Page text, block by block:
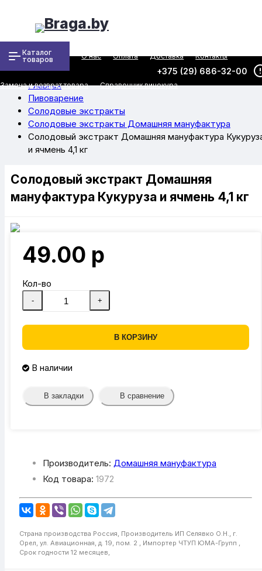
Каталог
товаров
О нас Оплата Доставка Контакты
Замена и возврат товара Справочник винокура
+375 (29) 686-32-00
Главная
Пивоварение
Солодовые экстракты
Солодовые экстракты Домашняя мануфактура
Солодовый экстракт Домашняя мануфактура
и ячмень 4,1 кг
Солодовый экстракт Домашняя
мануфактура Кукуруза и ячмень 4,1 кг
49.00 р
Кол-во
- +
В КОРЗИНУ
В наличии
В закладки В сравнение
Производитель: Домашняя мануфактура
Код товара: 1972
Страна производства Россия, Производитель ИП Селявко О.Н., г.
Орел, ул. Авиационная, д. 19, пом. 2 ,
Импортер ЧТУП ЮМА-Групп ,
Срок годности 12 месяцев,